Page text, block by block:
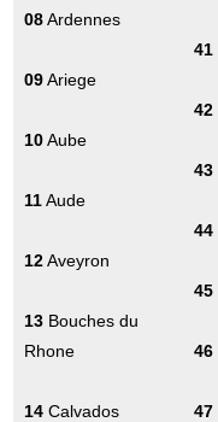
08Ardennes
09Ariege
10Aube
11Aude
12Aveyron
13 Bouches du
Rhone
14 Calvados
41
42
43
44
45
46
47